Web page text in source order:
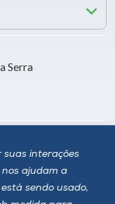
suas interações
nos ajudam a
sendo usado,
Serra